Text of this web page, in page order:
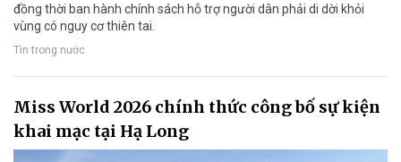
đồng thời ban hành chính sách hỗ trợ người dân phải di dời khỏi
vùng có nguy cơ thiên tai.
Tin trong nước
Miss World 2026 chính thức công bố sự kiện
khai mạc tại Hạ Long